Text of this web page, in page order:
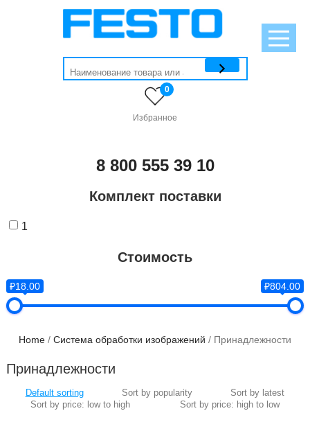
Избранное
0
8 800 555 39 10
Комплект поставки
1
Стоимость
₽18.00 ₽804.00
Home / Система обработки изображений / Принадлежности
Принадлежности